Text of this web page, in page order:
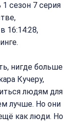
сезон 7 серия
16:14:28,
нигде больше
Кучеру,
людям для
лучше. Но они
как люди. Но